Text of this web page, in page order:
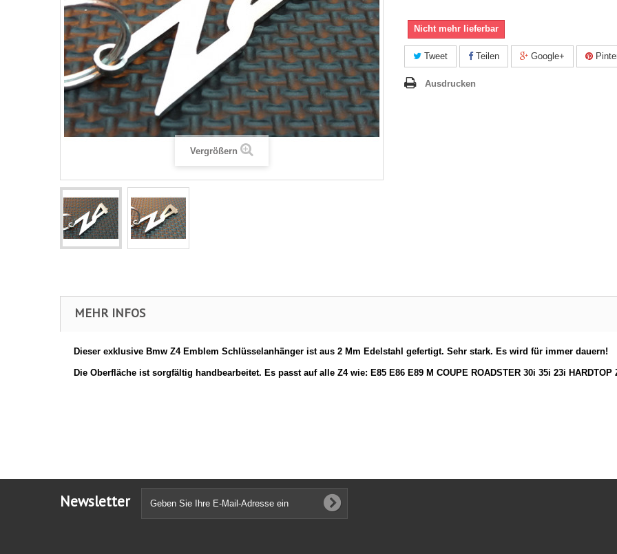
Vergrößern
Nicht mehr lieferbar
Tweet Teilen Google+
Ausdrucken
MEHR INFOS
Dieser exklusive Bmw Z4 Emblem Schlüsselanhänger ist aus 2 Mm Edelstahl gefertigt. Sehr stark. Es wird für immer dauern!
Die Oberfläche ist sorgfältig handbearbeitet. Es passt auf alle Z4wie: E85 E86 E89 M COUPE ROADSTER 30i 35i 23i HARDTOP
Newsletter